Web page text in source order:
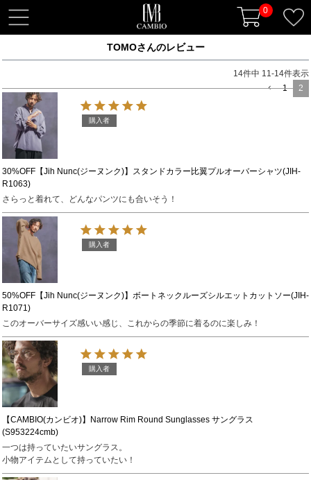
0
t
o
l
n
a
v
i
g
a
t
o
TOMOさんのレビュー
14件中 11-14件表示
1
2
30%OFF【Jih Nunc(ジーヌンク)】スタンドカラー比翼プルオーバーシャツ(JIH-
R1063)
購入者
さらっと着れて、どんなパンツにも合いそう！
50%OFF【Jih Nunc(ジーヌンク)】ボートネックルーズシルエットカットソー(JIH-
R1071)
購入者
このオーバーサイズ感いい感じ、これからの季節に着るのに楽しみ！
【CAMBIO(カンビオ)】Narrow Rim Round Sunglasses サングラス
(S953224cmb)
購入者
一つは持っていたいサングラス。
小物アイテムとして持っていたい！